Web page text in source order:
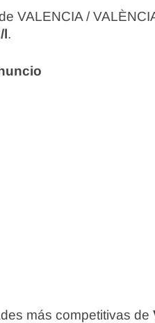
VALENCIA /
l.
más competitivas de